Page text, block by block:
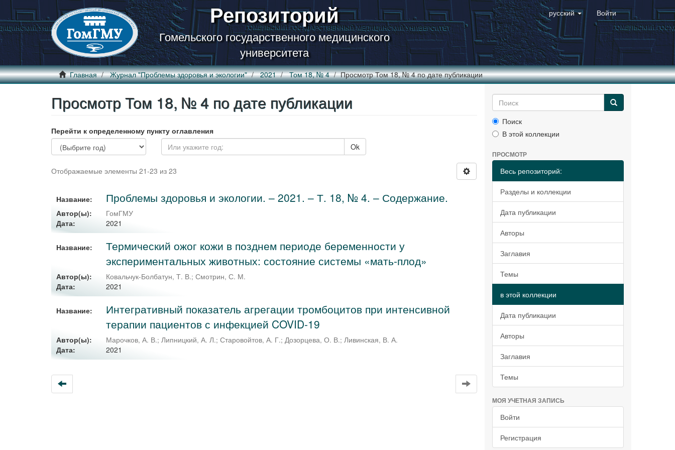
Репозиторий
Гомельского государственного медицинского
университета
русский Войти
Главная Журнал "Проблемы здоровья и экологии" 2021 Том 18, № 4 Просмотр Том 18, № 4 по дате публикации
Просмотр Том 18, № 4 по дате публикации
Перейти к определенному пункту оглавления
Ok
Отображаемые элементы 21-23 из 23
Название: Проблемы здоровья и экологии. – 2021. – Т. 18, № 4. – Содержание.
Автор(ы):
ГомГМУ
Дата:
2021
Название:
Термический ожог кожи в позднем периоде беременности у
экспериментальных животных: состояние системы «мать-плод»
Автор(ы): Ковальчук-Болбатун, Т. В.;Смотрин, С. М.
Дата:
2021
Название:
Интегративный показатель агрегации тромбоцитов при интенсивной
терапии пациентов с инфекцией COVID-19
Автор(ы): Марочков, А. В.;Липницкий, А. Л.;Старовойтов, А. Г.;Дозорцева, О. В.;Ливинская, В. А.
Дата:
2021
Поиск
В этой коллекции
ПРОСМОТР
Весь репозиторий:
Разделы и коллекции
Дата публикации
Авторы
Заглавия
Темы
в этой коллекции
Дата публикации
Авторы
Заглавия
Темы
МОЯ УЧЕТНАЯ ЗАПИСЬ
Войти
Регистрация